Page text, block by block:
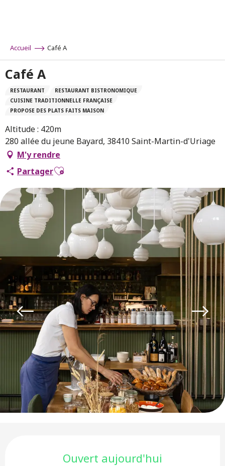
Accueil Café A
Café A
RESTAURANT
RESTAURANT BISTRONOMIQUE
CUISINE TRADITIONNELLE FRANÇAISE
PROPOSE DES PLATS FAITS MAISON
Altitude : 420m
280 allée du jeune Bayard, 38410 Saint-Martin-d'Uriage
M'y rendre
PartagerAjouter aux favoris
Ouvert aujourd'hui